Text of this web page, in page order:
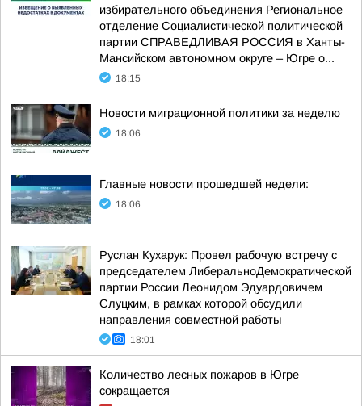
избирательного объединения Региональное
отделение Социалистической политической
партии СПРАВЕДЛИВАЯ РОССИЯ в Ханты-
Мансийском автономном округе – Югре о...
18:15
Новости миграционной политики за неделю
18:06
Главные новости прошедшей недели:
18:06
Руслан Кухарук: Провел рабочую встречу с
председателем ЛиберальноДемократической
партии России Леонидом Эдуардовичем
Слуцким, в рамках которой обсудили
направления совместной работы
18:01
Количество лесных пожаров в Югре
сокращается